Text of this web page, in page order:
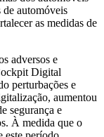
de automóveis
as medidas de
adversos e
Digital
perturbações e
aumentou
segurança e
À medida que o